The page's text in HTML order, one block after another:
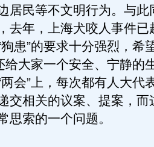
居民等不文明行为。与此
去年，上海犬咬人事件已
患”的要求十分强烈，希
给大家一个安全、宁静的
会”上，每次都有人大代
交相关的议案、提案，而
思索的一个问题。